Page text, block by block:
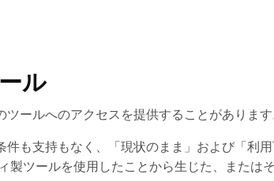
ル
ールへのアクセスを提供することがあります
も支持もなく、「現状のまま」および「利
ツールを使用したことから生じた、または